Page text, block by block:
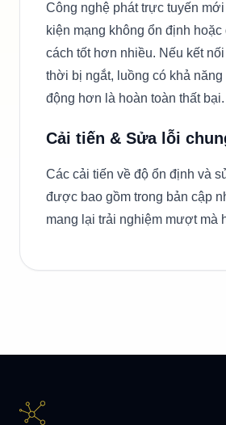
Công nghệ phát trực tuyến
kiện mạng không ổn định hoặc
cách tốt hơn nhiều. Nếu kết
thời bị ngắt, luồng có khả
động hơn là hoàn toàn thất bại.
Cải tiến & Sửa lỗi
Các cải tiến về độ ổn định và
được bao gồm trong bản cập
mang lại trải nghiệm mượt mà